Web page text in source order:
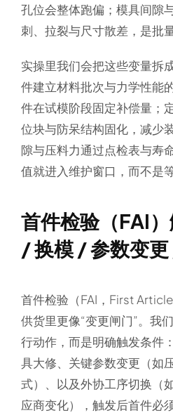
孔位会整体跑偏；模具间隙
刺、拉裂与尺寸散差，是批
实操里我们会把这些变量拆
件建立材料批次与力学性能
件在试模阶段固定补偿量；
位块与防呆结构固化，减少
隙与压料力通过点检表与寿
值就进入维护窗口，而不是
首件检验（FAI
/ 换模 / 参数变
首件检验（FAI，First
供货里更像“变更闸门”。我
行动作，而是明确触发条件
具大修、关键参数变更（如
式）、以及外协工序切换（
应商变化），触发后首件必